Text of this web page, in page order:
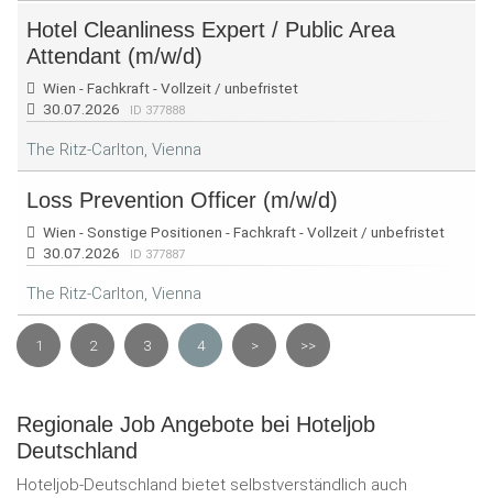
Hotel Cleanliness Expert / Public Area
Attendant (m/w/d)
Wien - Fachkraft - Vollzeit / unbefristet
30.07.2026
ID 377888
The Ritz-Carlton, Vienna
Loss Prevention Officer (m/w/d)
Wien - Sonstige Positionen - Fachkraft - Vollzeit / unbefristet
30.07.2026
ID 377887
The Ritz-Carlton, Vienna
1 2 3 4 > >>
Regionale Job Angebote bei Hoteljob
Deutschland
Hoteljob-Deutschland bietet selbstverständlich auch